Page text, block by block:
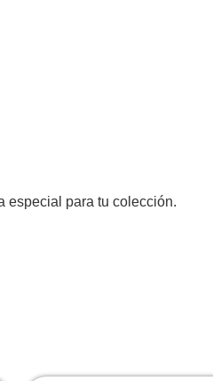
especial para tu colección.